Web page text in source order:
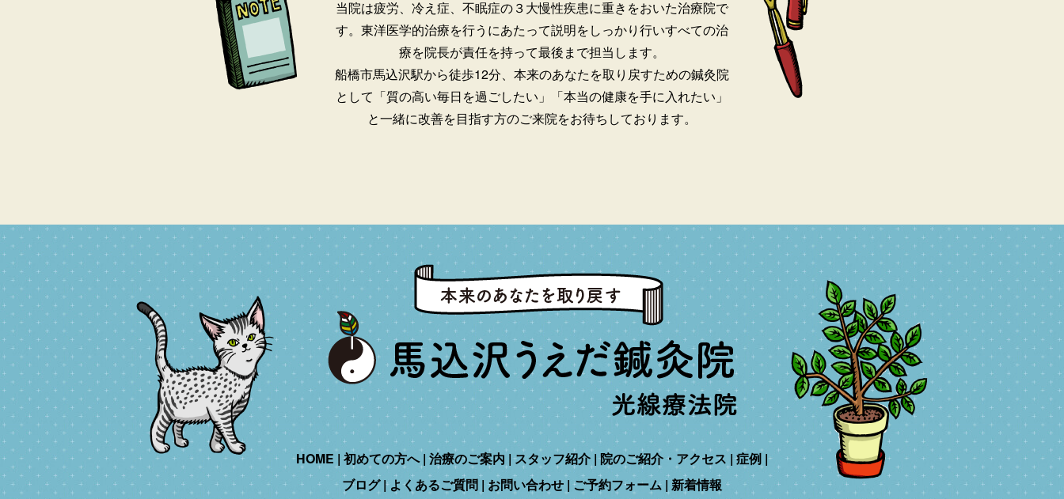
当院は疲労、冷え症、不眠症の３大慢性疾患に重きをおいた治療院で
す。 東洋医学的治療を行うにあたって説明をしっかり行いすべての治
療を院長が責任を持って最後まで担当します。
船橋市馬込沢駅から徒歩12分、本来のあなたを取り戻すための鍼灸院
として「質の高い毎日を過ごしたい」「本当の健康を手に入れたい」
と一緒に改善を目指す方のご来院をお待ちしております。
HOME 初めての方へ 治療のご案内 スタッフ紹介 院のご紹介・アクセス 症例
ブログ
よくあるご質問 お問い合わせ ご予約フォーム 新着情報